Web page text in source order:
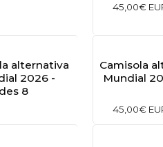
45,00€
alternativa
2026 -
8
Camisola
Mundial
45,00€